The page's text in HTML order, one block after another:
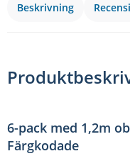
Beskrivning
6-pack med 1,2m
Färgkodade